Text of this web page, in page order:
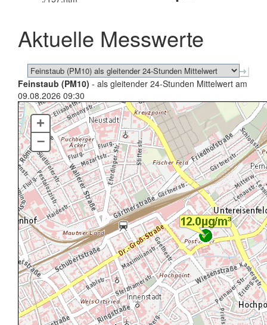
schließen
Aktuelle Messwerte
Feinstaub (PM10) - als gleitender 24-Stunden Mittelwert am
09.08.2026 09:30
+
–